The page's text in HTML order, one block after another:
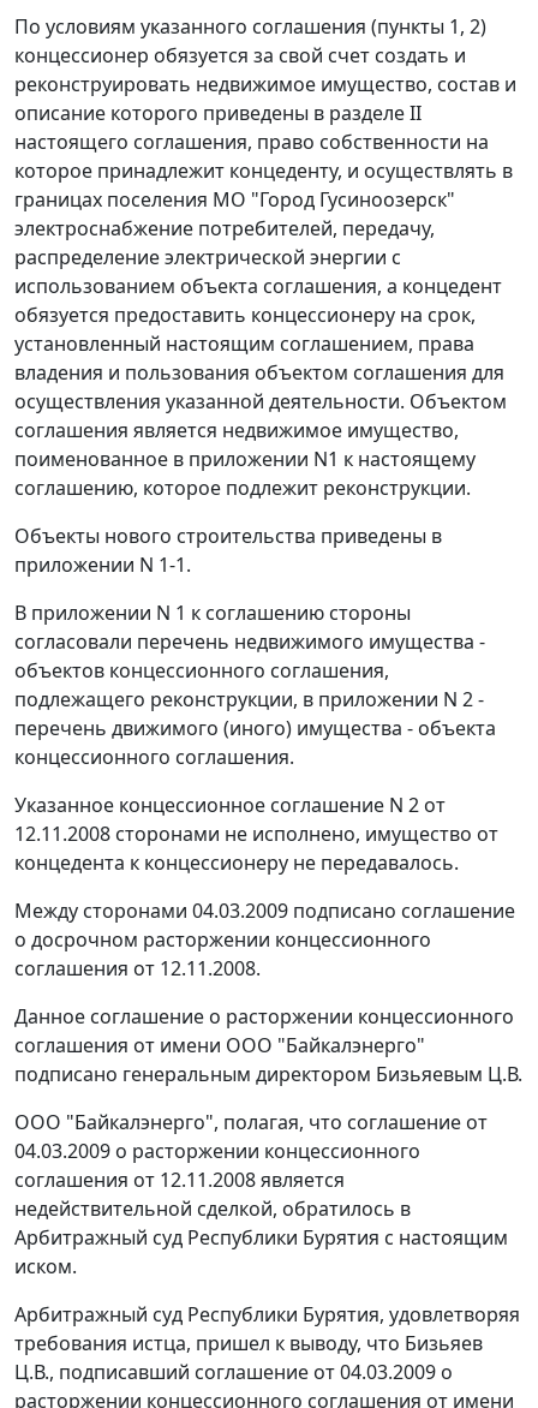
По условиям указанного соглашения (пункты 1, 2)
концессионер обязуется за свой счет создать и
реконструировать недвижимое имущество, состав и
описание которого приведены в разделе II
настоящего соглашения, право собственности на
которое принадлежит концеденту, и осуществлять в
границах поселения МО "Город Гусиноозерск"
электроснабжение потребителей, передачу,
распределение электрической энергии с
использованием объекта соглашения, а концедент
обязуется предоставить концессионеру на срок,
установленный настоящим соглашением, права
владения и пользования объектом соглашения для
осуществления указанной деятельности. Объектом
соглашения является недвижимое имущество,
поименованное в приложении N1 к настоящему
соглашению, которое подлежит реконструкции.
Объекты нового строительства приведены в
приложении N 1-1.
В приложении N 1 к соглашению стороны
согласовали перечень недвижимого имущества -
объектов концессионного соглашения,
подлежащего реконструкции, в приложении N 2 -
перечень движимого (иного) имущества - объекта
концессионного соглашения.
Указанное концессионное соглашение N 2 от
12.11.2008 сторонами не исполнено, имущество от
концедента к концессионеру не передавалось.
Между сторонами 04.03.2009 подписано соглашение
о досрочном расторжении концессионного
соглашения от 12.11.2008.
Данное соглашение о расторжении концессионного
соглашения от имени ООО "Байкалэнерго"
подписано генеральным директором Бизьяевым Ц.В.
ООО "Байкалэнерго", полагая, что соглашение от
04.03.2009 о расторжении концессионного
соглашения от 12.11.2008 является
недействительной сделкой, обратилось в
Арбитражный суд Республики Бурятия с настоящим
иском.
Арбитражный суд Республики Бурятия, удовлетворяя
требования истца, пришел к выводу, что Бизьяев
Ц.В., подписавший соглашение от 04.03.2009 о
расторжении концессионного соглашения от имени